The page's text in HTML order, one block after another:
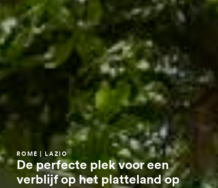
ROME | LAZIO
De perfecte plek voor een
verblijf op het platteland op